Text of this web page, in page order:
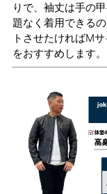
りで、袖丈は手の
題なく着用できる
トさせたければM
をおすすめします。